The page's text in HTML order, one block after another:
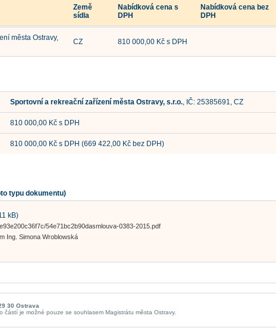
Země
sídla
Nabídková cena s
DPH
Nabídková cena bez
DPH
města Ostravy,
CZ 810 000,00 Kč s DPH
Sportovní a rekreační zařízení města Ostravy, s.r.o., IČ: 25385691, CZ
810 000,00 Kč s DPH
810 000,00 Kč s DPH (669 422,00 Kč bez DPH)
typu dokumentu)
kB)
54e71bc2b90dasmlouva-0383-2015.pdf
Ing. Simona Wroblowská
30 Ostrava
je možné pouze se souhlasem Magistrátu města Ostravy.